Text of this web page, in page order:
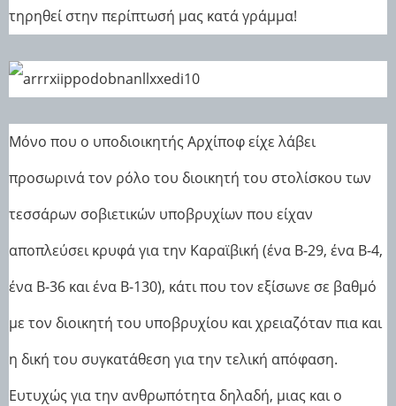
τηρηθεί στην περίπτωσή μας κατά γράμμα!
Μόνο που ο υποδιοικητής Αρχίποφ είχε λάβει
προσωρινά τον ρόλο του διοικητή του στολίσκου των
τεσσάρων σοβιετικών υποβρυχίων που είχαν
αποπλεύσει κρυφά για την Καραϊβική (ένα Β-29, ένα B-4,
ένα B-36 και ένα B-130), κάτι που τον εξίσωνε σε βαθμό
με τον διοικητή του υποβρυχίου και χρειαζόταν πια και
η δική του συγκατάθεση για την τελική απόφαση.
Ευτυχώς για την ανθρωπότητα δηλαδή, μιας και ο